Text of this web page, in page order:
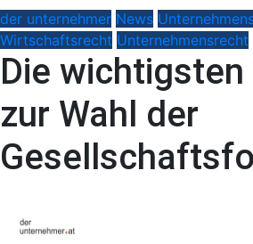
der unternehmer News
Wirtschaftsrecht Unternehmensrecht
Die wichtigsten
zur Wahl der